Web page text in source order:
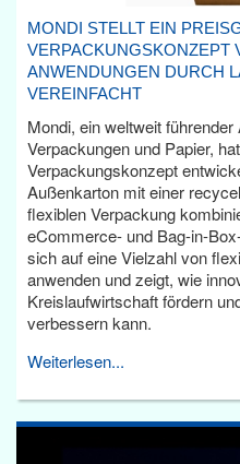
MONDI STELLT EIN
VERPACKUNGSKONZEPT
ANWENDUNGEN DURCH
VEREINFACHT
Mondi, ein weltweit
Verpackungen und Papier,
Verpackungskonzept
Außenkarton mit einer
flexiblen Verpackung
eCommerce- und Bag-in-
sich auf eine Vielzahl von
anwenden und zeigt, wie
Kreislaufwirtschaft fördern
verbessern kann.
Weiterlesen...